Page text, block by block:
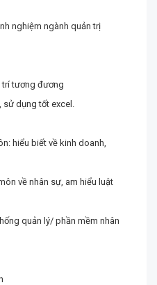
nghiệm ngành quản trị
trí tương đương
sử dụng tốt excel.
hiểu biết về kinh doanh,
về nhân sự, am hiểu luật
quản lý/ phần mềm nhân